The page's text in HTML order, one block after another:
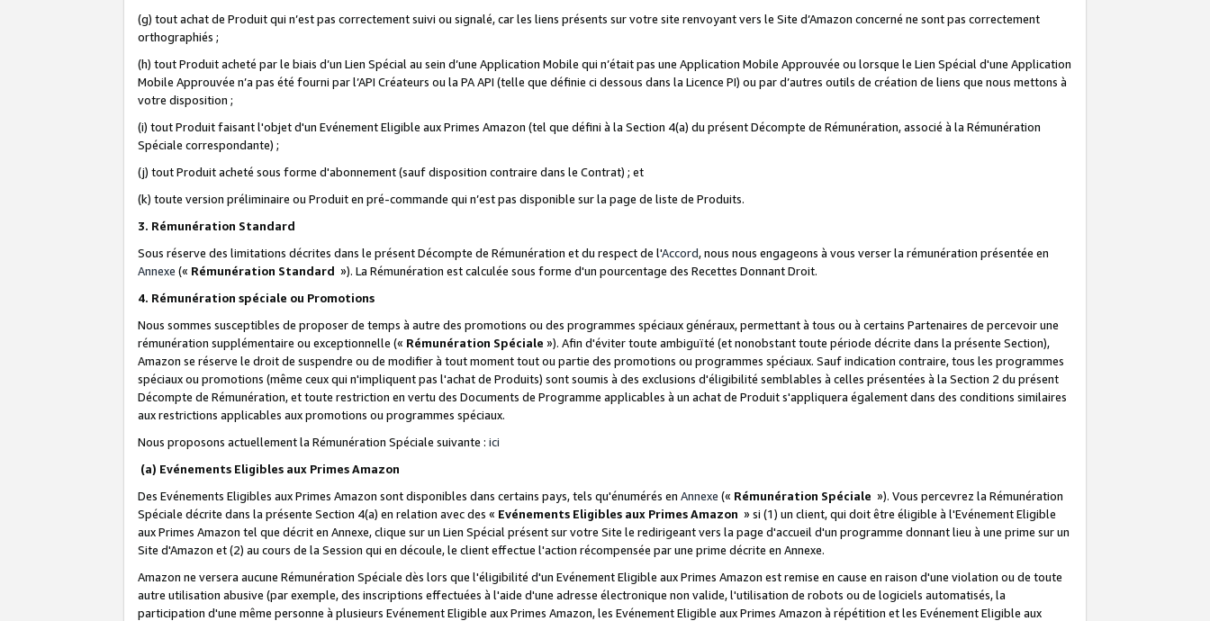
(g) tout achat de Produit qui n’est pas correctement suivi ou signalé, car les liens présents sur votre site renvoyant vers le Site d’Amazon concerné ne sont pas correctement
orthographiés ;
(h) tout Produit acheté par le biais d’un Lien Spécial au sein d’une Application Mobile qui n’était pas une Application Mobile Approuvée ou lorsque le Lien Spécial d'une Application
Mobile Approuvée n’a pas été fourni par l’API Créateurs ou la PA API (telle que définie ci dessous dans la Licence PI) ou par d’autres outils de création de liens que nous mettons à
votre disposition ;
(i) tout Produit faisant l'objet d'un Evénement Eligible aux Primes Amazon (tel que défini à la Section 4(a) du présent Décompte de Rémunération, associé à la Rémunération
Spéciale correspondante) ;
(j) tout Produit acheté sous forme d'abonnement (sauf disposition contraire dans le Contrat) ; et
(k) toute version préliminaire ou Produit en pré-commande qui n’est pas disponible sur la page de liste de Produits.
3. Rémunération Standard
Sous réserve des limitations décrites dans le présent Décompte de Rémunération et du respect de l'Accord, nous nous engageons à vous verser la rémunération présentée en
Annexe (« Rémunération Standard »). La Rémunération est calculée sous forme d'un pourcentage des Recettes Donnant Droit.
4. Rémunération spéciale ou Promotions
Nous sommes susceptibles de proposer de temps à autre des promotions ou des programmes spéciaux généraux, permettant à tous ou à certains Partenaires de percevoir une
rémunération supplémentaire ou exceptionnelle (« Rémunération Spéciale »). Afin d'éviter toute ambiguïté (et nonobstant toute période décrite dans la présente Section),
Amazon se réserve le droit de suspendre ou de modifier à tout moment tout ou partie des promotions ou programmes spéciaux. Sauf indication contraire, tous les programmes
spéciaux ou promotions (même ceux qui n'impliquent pas l'achat de Produits) sont soumis à des exclusions d'éligibilité semblables à celles présentées à la Section 2 du présent
Décompte de Rémunération, et toute restriction en vertu des Documents de Programme applicables à un achat de Produit s'appliquera également dans des conditions similaires
aux restrictions applicables aux promotions ou programmes spéciaux.
Nous proposons actuellement la Rémunération Spéciale suivante : ici
(a) Evénements Eligibles aux Primes Amazon
Des Evénements Eligibles aux Primes Amazon sont disponibles dans certains pays, tels qu'énumérés en Annexe (« Rémunération Spéciale »). Vous percevrez la Rémunération
Spéciale décrite dans la présente Section 4(a) en relation avec des « Evénements Eligibles aux Primes Amazon » si (1) un client, qui doit être éligible à l'Evénement Eligible
aux Primes Amazon tel que décrit en Annexe, clique sur un Lien Spécial présent sur votre Site le redirigeant vers la page d'accueil d'un programme donnant lieu à une prime sur un
Site d'Amazon et (2) au cours de la Session qui en découle, le client effectue l'action récompensée par une prime décrite en Annexe.
Amazon ne versera aucune Rémunération Spéciale dès lors que l'éligibilité d'un Evénement Eligible aux Primes Amazon est remise en cause en raison d'une violation ou de toute
autre utilisation abusive (par exemple, des inscriptions effectuées à l'aide d'une adresse électronique non valide, l'utilisation de robots ou de logiciels automatisés, la
participation d'une même personne à plusieurs Evénement Eligible aux Primes Amazon, les Evénement Eligible aux Primes Amazon à répétition et les Evénement Eligible aux